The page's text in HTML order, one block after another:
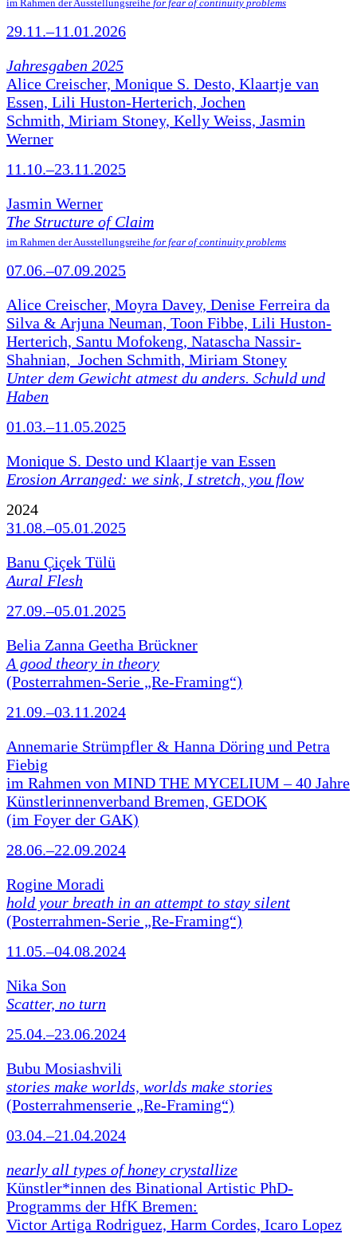
im Rahmen der Ausstellungsreihe for fear of continuity problems
29.11.–11.01.2026
Jahresgaben 2025
Alice Creischer, Monique S. Desto, Klaartje van
Essen, Lili Huston-Herterich, Jochen
Schmith, Miriam Stoney, Kelly Weiss, Jasmin
Werner
11.10.–23.11.2025
Jasmin Werner
The Structure of Claim
im Rahmen der Ausstellungsreihe for fear of continuity problems
07.06.–07.09.2025
Alice Creischer, Moyra Davey, Denise Ferreira da
Silva & Arjuna Neuman, Toon Fibbe, Lili Huston-
Herterich, Santu Mofokeng, Natascha Nassir-
Shahnian, Jochen Schmith, Miriam Stoney
Unter dem Gewicht atmest du anders. Schuld und
Haben
01.03.–11.05.2025
Monique S. Desto und Klaartje van Essen
Erosion Arranged: we sink, I stretch, you flow
2024
31.08.–05.01.2025
Banu Çiçek Tülü
Aural Flesh
27.09.–05.01.2025
Belia Zanna Geetha Brückner
A good theory in theory
(Posterrahmen-Serie „Re-Framing“)
21.09.–03.11.2024
Annemarie Strümpfler & Hanna Döring und Petra
Fiebig
im Rahmen von MIND THE MYCELIUM – 40 Jahre
Künstlerinnenverband Bremen, GEDOK
(im Foyer der GAK)
28.06.–22.09.2024
Rogine Moradi
hold your breath in an attempt to stay silent
(Posterrahmen-Serie „Re-Framing“)
11.05.–04.08.2024
Nika Son
Scatter, no turn
25.04.–23.06.2024
Bubu Mosiashvili
stories make worlds, worlds make stories
(Posterrahmenserie „Re-Framing“)
03.04.–21.04.2024
nearly all types of honey crystallize
Künstler*innen des Binational Artistic PhD-
Programms der HfK Bremen:
Victor Artiga Rodriguez, Harm Cordes, Icaro Lopez